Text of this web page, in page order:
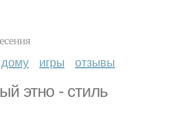
игры отзывы
этно - стиль